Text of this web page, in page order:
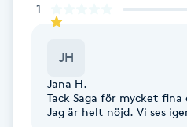
Färgning
1
JH
Jana H.
Tack Saga för mycket
Jag är helt nöjd. Vi ses